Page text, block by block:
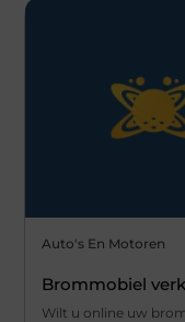
Auto's En Motoren
Brommobiel
Wilt u online uw